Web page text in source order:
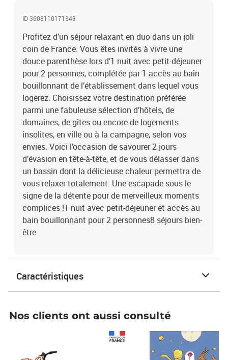
ID 3608110171343
Profitez d’un séjour relaxant en duo dans un joli
coin de France. Vous êtes invités à vivre une
douce parenthèse lors d’1 nuit avec petit-déjeuner
pour 2 personnes, complétée par 1 accès au bain
bouillonnant de l’établissement dans lequel vous
logerez. Choisissez votre destination préférée
parmi une fabuleuse sélection d’hôtels, de
domaines, de gîtes ou encore de logements
insolites, en ville ou à la campagne, selon vos
envies. Voici l’occasion de savourer 2 jours
d’évasion en tête-à-tête, et de vous délasser dans
un bassin dont la délicieuse chaleur permettra de
vous relaxer totalement. Une escapade sous le
signe de la détente pour de merveilleux moments
complices !1 nuit avec petit-déjeuner et accès au
bain bouillonnant pour 2 personnes8 séjours bien-
être
Caractéristiques
Nos clients ont aussi consulté
Prix 6,25€ HT